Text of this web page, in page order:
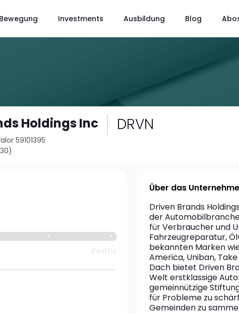
Bewegung Investments Ausbildung Blog
Holdings Inc DRVN
59101395
Über das
Driven Brands
der
für Verbraucher und
Fahrzeugreparatur,
bekannten Marken
America, Uniban,
Dach bietet Driven
Welt erstklassige
gemeinnützige
für Probleme zu
Gemeinden zu